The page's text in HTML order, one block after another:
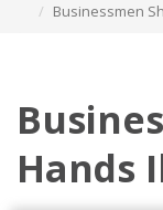
Businessmen
Hands